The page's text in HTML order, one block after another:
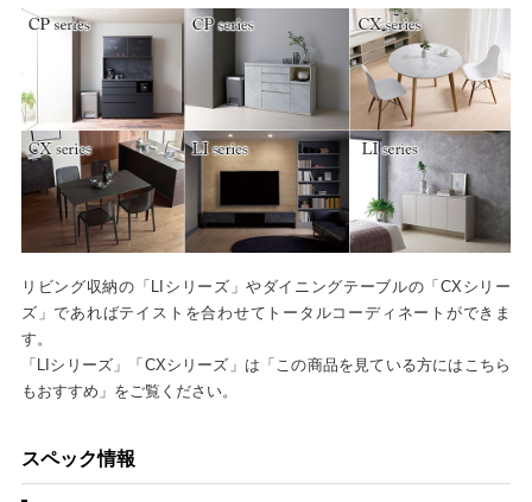
リビング収納の「LIシリーズ」やダイニングテーブルの「CXシリー
ズ」であればテイストを合わせてトータルコーディネートができま
す。
「LIシリーズ」「CXシリーズ」は「この商品を見ている方にはこちら
もおすすめ」をご覧ください。
スペック情報